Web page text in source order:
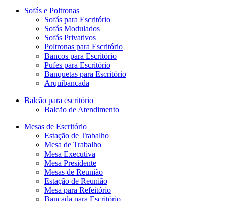
Sofás e Poltronas
Sofás para Escritório
Sofás Modulados
Sofás Privativos
Poltronas para Escritório
Bancos para Escritório
Pufes para Escritório
Banquetas para Escritório
Arquibancada
Balcão para escritório
Balcão de Atendimento
Mesas de Escritório
Estação de Trabalho
Mesa de Trabalho
Mesa Executiva
Mesa Presidente
Mesas de Reunião
Estação de Reunião
Mesa para Refeitório
Bancada para Escritório